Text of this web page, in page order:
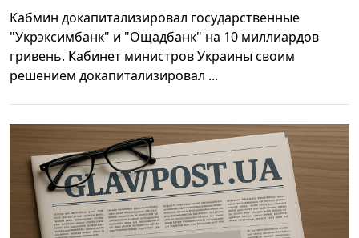
Кабмин докапитализировал государственные
"Укрэксимбанк" и "Ощадбанк" на 10 миллиардов
гривень. Кабинет министров Украины своим
решением докапитализировал ...